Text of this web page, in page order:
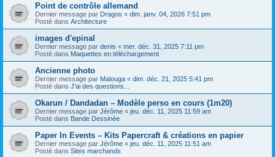
Point de contrôle allemand
Dernier message par Dragos « dim. janv. 04, 2026 7:51 pm
Posté dans Architecture
images d'epinal
Dernier message par denis « mer. déc. 31, 2025 7:11 pm
Posté dans Maquettes en téléchargement
Ancienne photo
Dernier message par Malouga « dim. déc. 21, 2025 5:41 pm
Posté dans J'ai des questions...
Okarun / Dandadan – Modèle perso en cours (1m20)
Dernier message par Jérôme « jeu. déc. 11, 2025 11:59 am
Posté dans Bande Dessinée
Paper In Events – Kits Papercraft & créations en papier
Dernier message par Jérôme « jeu. déc. 11, 2025 11:51 am
Posté dans Sites marchands